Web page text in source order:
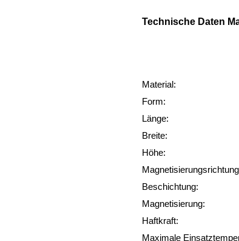
Technische Daten
Material:
Form:
Länge:
Breite:
Höhe:
Beschichtung:
Magnetisierung:
Haftkraft:
Maximale